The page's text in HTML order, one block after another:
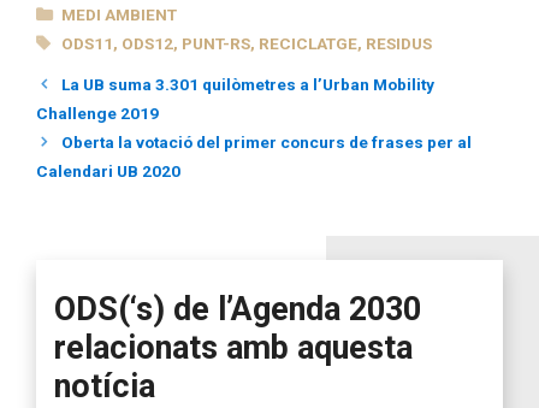
CATEGORIES
MEDI AMBIENT
ETIQUETES
ODS11, ODS12, PUNT-RS, RECICLATGE, RESIDUS
La UB suma 3.301 quilòmetres a l’Urban Mobility
Challenge 2019
Oberta la votació del primer concurs de frases per al
Calendari UB 2020
ODS(‘s) de l’Agenda 2030
relacionats amb aquesta
notícia